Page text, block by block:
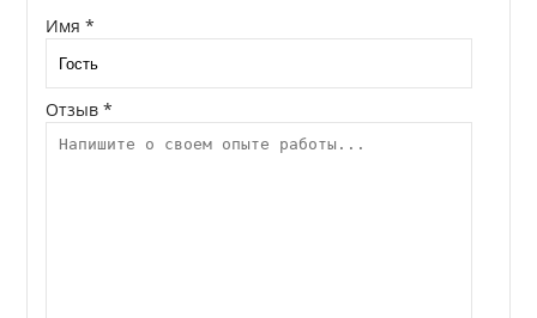
Имя *
Отзыв *